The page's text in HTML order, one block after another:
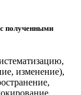
полученными
изменение),